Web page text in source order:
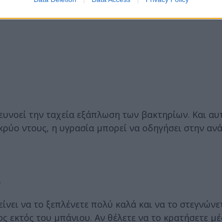
την ταχεία εξάπλωση των βακτηρίων. Και
ντους, η υγρασία μπορεί να οδηγήσει στην
να το ξεπλένετε πολύ καλά και να το
εκτός του μπάνιου. Αν θέλετε να το κρατήσετε